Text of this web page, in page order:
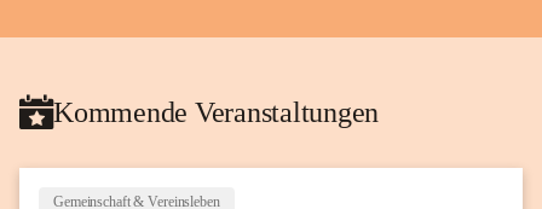
Kommende Veranstaltungen
Gemeinschaft & Vereinsleben